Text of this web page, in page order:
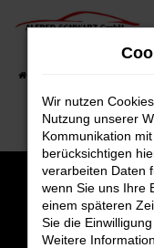
Zum
Wir nutzen
Nutzung unserer
Kommunikation
berücksichtigen
verarbeiten Daten
wenn Sie uns Ihre
einem späteren
Sie die
Weitere